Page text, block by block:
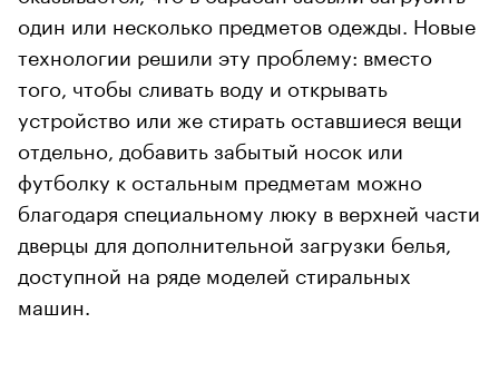
один или несколько предметов одежды. Новые
технологии решили эту проблему: вместо
того, чтобы сливать воду и открывать
устройство или же стирать оставшиеся вещи
отдельно, добавить забытый носок или
футболку к остальным предметам можно
благодаря специальному люку в верхней части
дверцы для дополнительной загрузки белья,
доступной на ряде моделей стиральных
машин.